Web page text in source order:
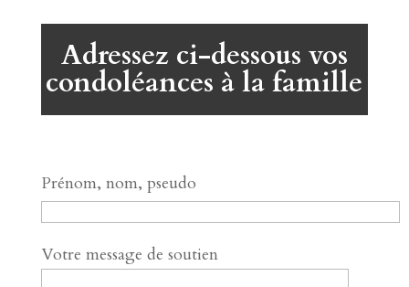
Adressez ci-dessous vos
condoléances à la famille
Prénom, nom, pseudo
Votre message de soutien